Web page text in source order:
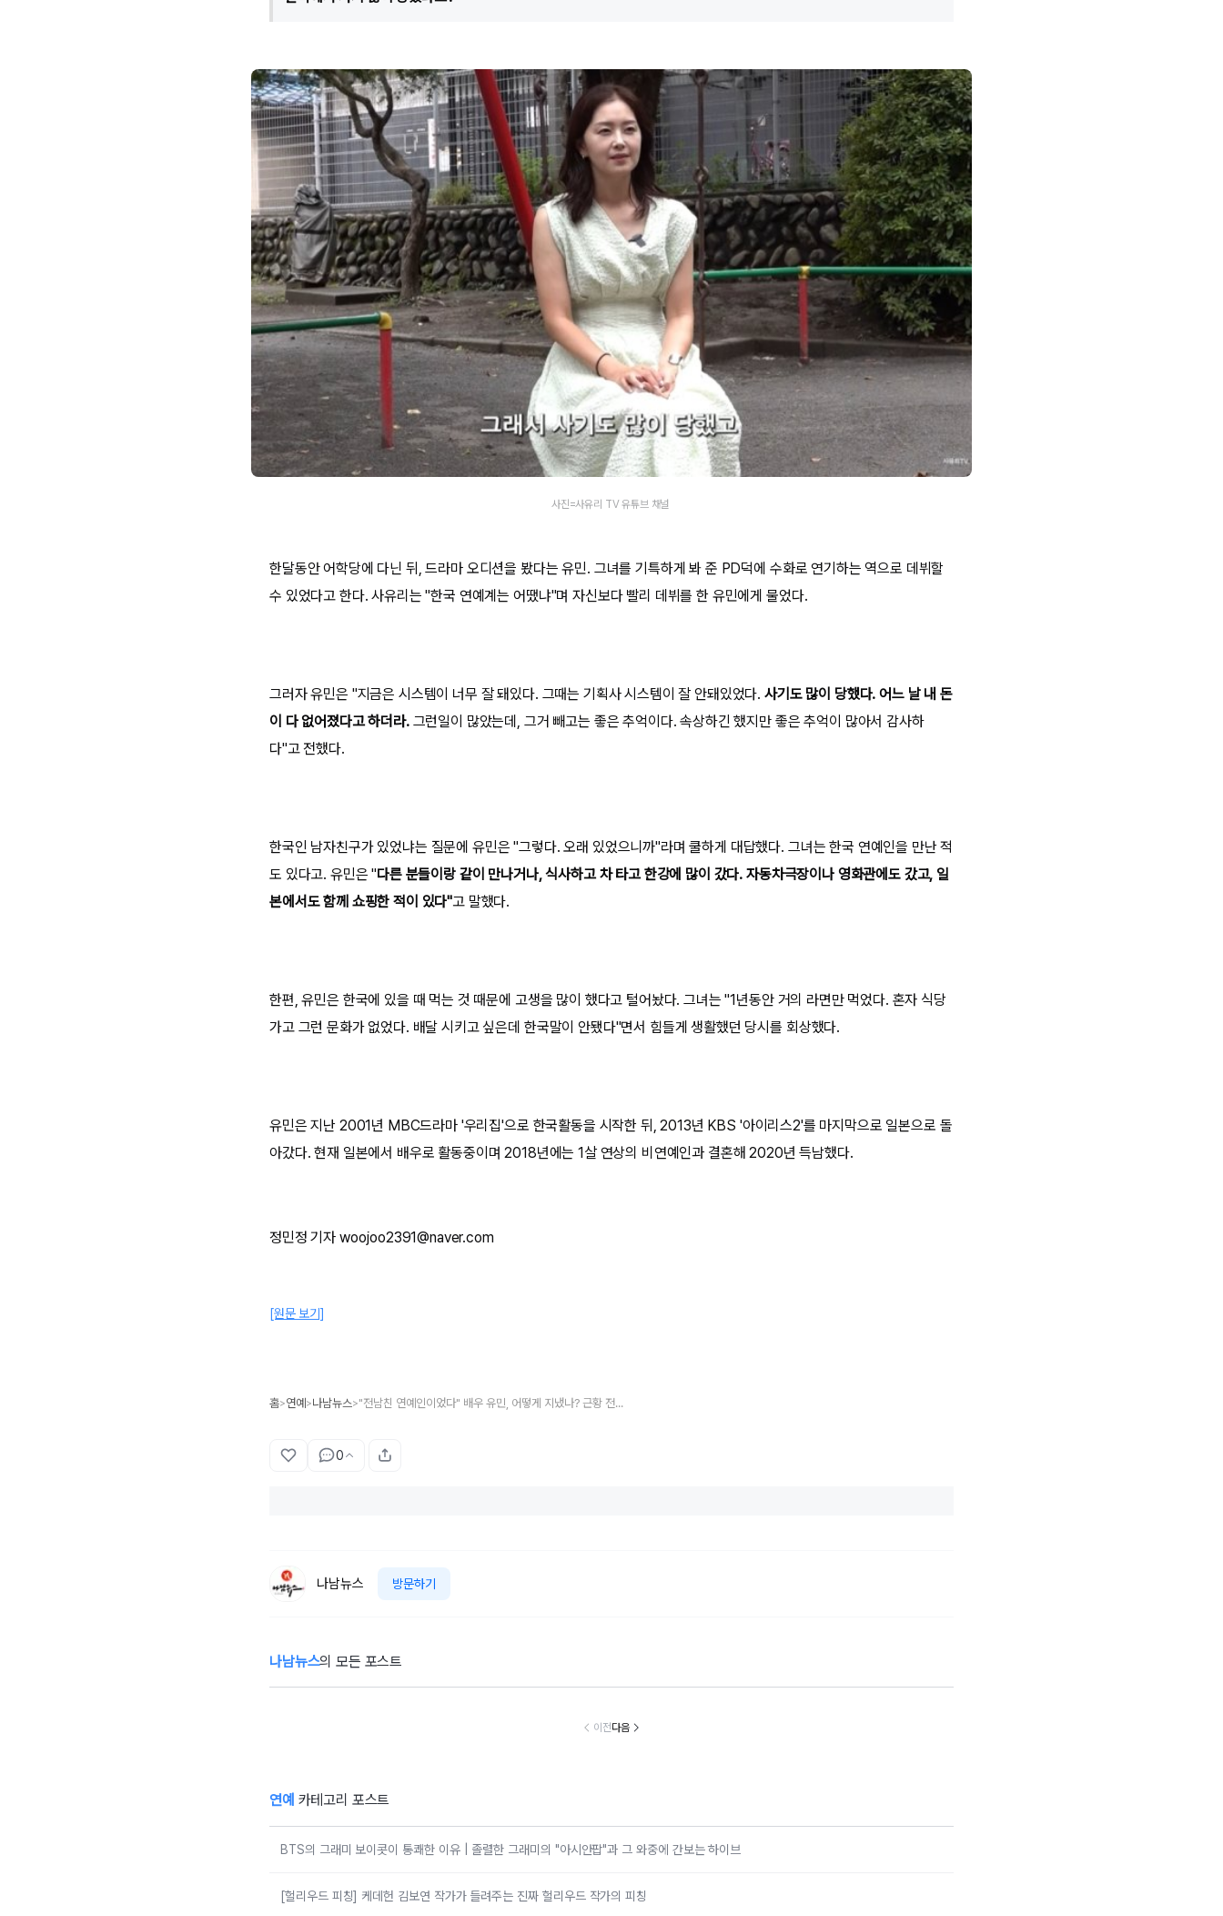
사진=사유리 TV 유튜브 채널
한달동안 어학당에 다닌 뒤, 드라마 오디션을 봤다는 유민. 그녀를 기특하게 봐 준 PD덕에 수화로 연기하는 역으로 데뷔할
수 있었다고 한다. 사유리는 "한국 연예계는 어땠냐"며 자신보다 빨리 데뷔를 한 유민에게 물었다.
그러자 유민은 "지금은 시스템이 너무 잘 돼있다. 그때는 기획사 시스템이 잘 안돼있었다. 사기도 많이 당했다. 어느 날 내 돈
이 다 없어졌다고 하더라. 그런일이 많았는데, 그거 빼고는 좋은 추억이다. 속상하긴 했지만 좋은 추억이 많아서 감사하
다"고 전했다.
한국인 남자친구가 있었냐는 질문에 유민은 "그렇다. 오래 있었으니까"라며 쿨하게 대답했다. 그녀는 한국 연예인을 만난 적
도 있다고. 유민은 "다른 분들이랑 같이 만나거나, 식사하고 차 타고 한강에 많이 갔다. 자동차극장이나 영화관에도 갔고, 일
본에서도 함께 쇼핑한 적이 있다"고 말했다.
한편, 유민은 한국에 있을 때 먹는 것 때문에 고생을 많이 했다고 털어놨다. 그녀는 "1년동안 거의 라면만 먹었다. 혼자 식당
가고 그런 문화가 없었다. 배달 시키고 싶은데 한국말이 안됐다"면서 힘들게 생활했던 당시를 회상했다.
유민은 지난 2001년 MBC드라마 '우리집'으로 한국활동을 시작한 뒤, 2013년 KBS '아이리스2'를 마지막으로 일본으로 돌
아갔다. 현재 일본에서 배우로 활동중이며 2018년에는 1살 연상의 비연예인과 결혼해 2020년 득남했다.
정민정 기자 woojoo2391@naver.com
[원문 보기]
홈>연예 >나남뉴스> "전남친 연예인이었다" 배우 유민, 어떻게 지냈나? 근황 전격공개
0
나남뉴스 방문하기
나남뉴스의 모든 포스트
"방송활동 중단…"
"지난 과오에 대한
"군대 두 번 간 '싸
수사" 소속사, 수
"오랜 인연과 한
이민우 결혼…
"연인으로 사랑 키
"아직 포기 안했
이전다음
연예 카테고리 포스트
BTS의 그래미 보이콧이 통쾌한 이유 | 졸렬한 그래미의 "아시안팝"과 그 와중에 간보는 하이브
[헐리우드 피칭] 케데헌 김보연 작가가 들려주는 진짜 헐리우드 작가의 피칭